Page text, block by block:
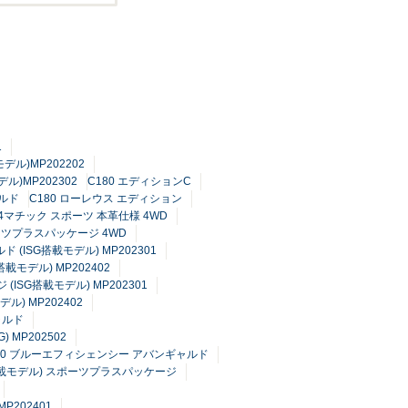
デル)MP202202
ル)MP202302
C180 エディションC
ド
C180 ローレウス エディション
チック スポーツ 本革仕様 4WD
プラスパッケージ 4WD
ド (ISG搭載モデル) MP202301
載モデル) MP202402
(ISG搭載モデル) MP202301
ル) MP202402
ド
MP202502
ブルーエフィシェンシー アバンギャルド
デル) スポーツプラスパッケージ